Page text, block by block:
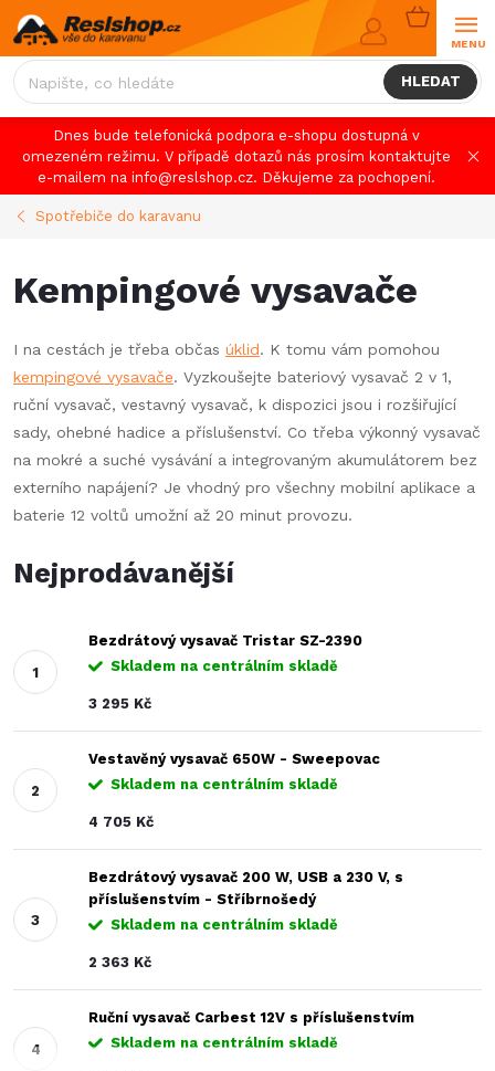
Přejít
na
obsah
HLEDAT
NÁKUPNÍ
KOŠÍK
Dnes bude telefonická podpora e-shopu dostupná v
omezeném režimu. V případě dotazů nás prosím kontaktujte
e-mailem na info@reslshop.cz. Děkujeme za pochopení.
Spotřebiče do karavanu
Kempingové vysavače
I na cestách je třeba občas úklid. K tomu vám pomohou
kempingové vysavače. Vyzkoušejte bateriový vysavač 2 v 1,
ruční vysavač, vestavný vysavač, k dispozici jsou i rozšiřující
sady, ohebné hadice a příslušenství. Co třeba výkonný vysavač
na mokré a suché vysávání a integrovaným akumulátorem bez
externího napájení? Je vhodný pro všechny mobilní aplikace a
baterie 12 voltů umožní až 20 minut provozu.
Nejprodávanější
Bezdrátový vysavač Tristar SZ-2390
Skladem na centrálním skladě
3 295 Kč
Vestavěný vysavač 650W - Sweepovac
Skladem na centrálním skladě
4 705 Kč
Bezdrátový vysavač 200 W, USB a 230 V, s
příslušenstvím - Stříbrnošedý
Skladem na centrálním skladě
2 363 Kč
Ruční vysavač Carbest 12V s příslušenstvím
Skladem na centrálním skladě